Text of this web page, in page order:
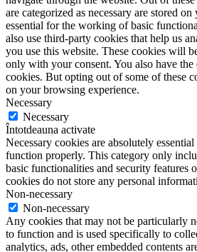
are categorized as necessary are stored
essential for the working of basic
also use third-party cookies that help us
you use this website. These cookies will
only with your consent. You also have
cookies. But opting out of some of these
on your browsing experience.
Necessary
Necessary
Întotdeauna activate
Necessary cookies are absolutely
function properly. This category only
basic functionalities and security features
cookies do not store any personal
Non-necessary
Non-necessary
Any cookies that may not be particularly
to function and is used specifically to
analytics, ads, other embedded contents